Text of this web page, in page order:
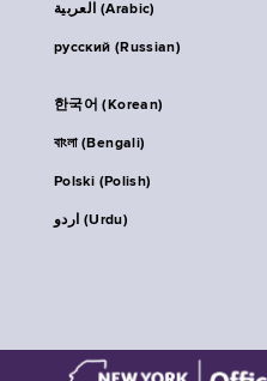
العربية (Arabic)
русский (Russian)
한국어 (Korean)
বাংলা (Bengali)
Polski (Polish)
اردو (Urdu)